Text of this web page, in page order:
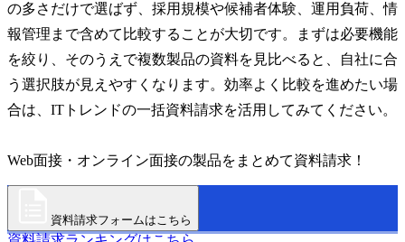
の多さだけで選ばず、採用規模や候補者体験、運用負荷、情
報管理まで含めて比較することが大切です。まずは必要機能
を絞り、そのうえで複数製品の資料を見比べると、自社に合
う選択肢が見えやすくなります。効率よく比較を進めたい場
合は、ITトレンドの一括資料請求を活用してみてください。
Web面接・オンライン面接の製品をまとめて資料請求！
資料請求フォームはこちら